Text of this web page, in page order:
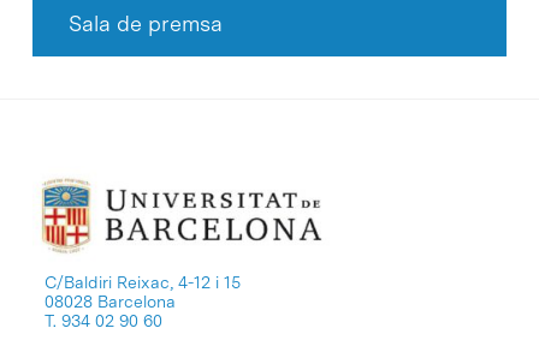
Sala de premsa
C/Baldiri Reixac, 4-12 i 15
08028 Barcelona
T. 934 02 90 60